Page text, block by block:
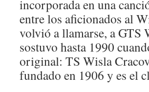
incorporada en una
entre los aficionados al
volvió a llamarse, a GTS
sostuvo hasta 1990
original: TS Wisla
fundado en 1906 y es el